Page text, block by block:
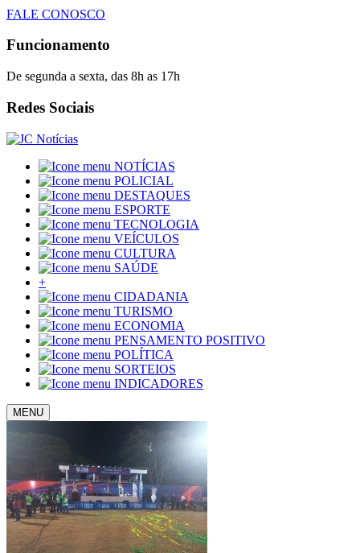
FALE CONOSCO
Funcionamento
De segunda a sexta, das 8h as 17h
Redes Sociais
NOTÍCIAS
POLICIAL
DESTAQUES
ESPORTE
TECNOLOGIA
VEÍCULOS
CULTURA
SAÚDE
+
CIDADANIA
TURISMO
ECONOMIA
PENSAMENTO POSITIVO
POLÍTICA
SORTEIOS
INDICADORES
MENU